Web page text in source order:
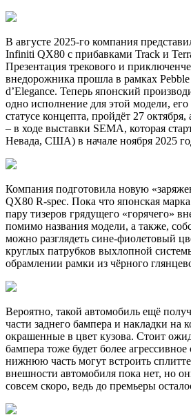
В августе 2025-го компания
Infiniti QX80 с прибавками Track и
Презентация трекового и
внедорожника прошла в рамках
d’Elegance. Теперь японский
одно исполнение для этой модели,
статусе концепта, пройдёт 27
– в ходе выставки SEMA, которая
Невада, США) в начале ноября 2025
Компания подготовила новую
QX80 R-spec. Пока что японская
пару тизеров грядущего «горячего»
помимо названия модели, а также,
можно разглядеть сине-фиолетовый
круглых патрубков выхлопной
обрамлении рамки из чёрного
Вероятно, такой автомобиль ещё
части заднего бампера и накладки на
окрашенные в цвет кузова. Стоит
бампера тоже будет более
нижнюю часть могут встроить
внешности автомобиля пока нет, но
совсем скоро, ведь до премьеры